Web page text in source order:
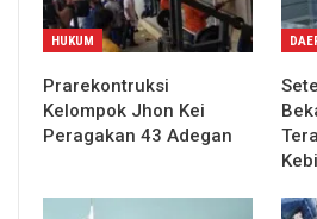
HUKUM
Prarekontruksi
Kelompok Jhon Kei
Peragakan 43 Adegan